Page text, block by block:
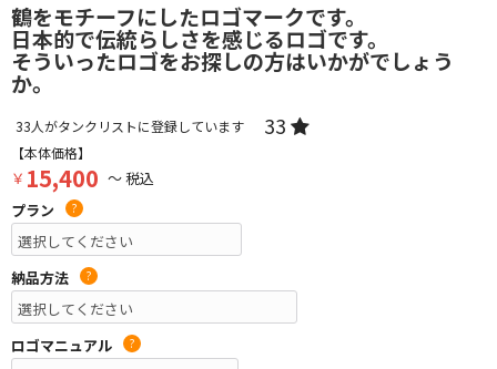
鶴をモチーフにしたロゴマークです。
日本的で伝統らしさを感じるロゴです。
そういったロゴをお探しの方はいかがでしょう
か。
33人がタンクリストに登録しています 33
【本体価格】
￥ 15,400 ～ 税込
プラン
?
納品方法 ?
ロゴマニュアル ?